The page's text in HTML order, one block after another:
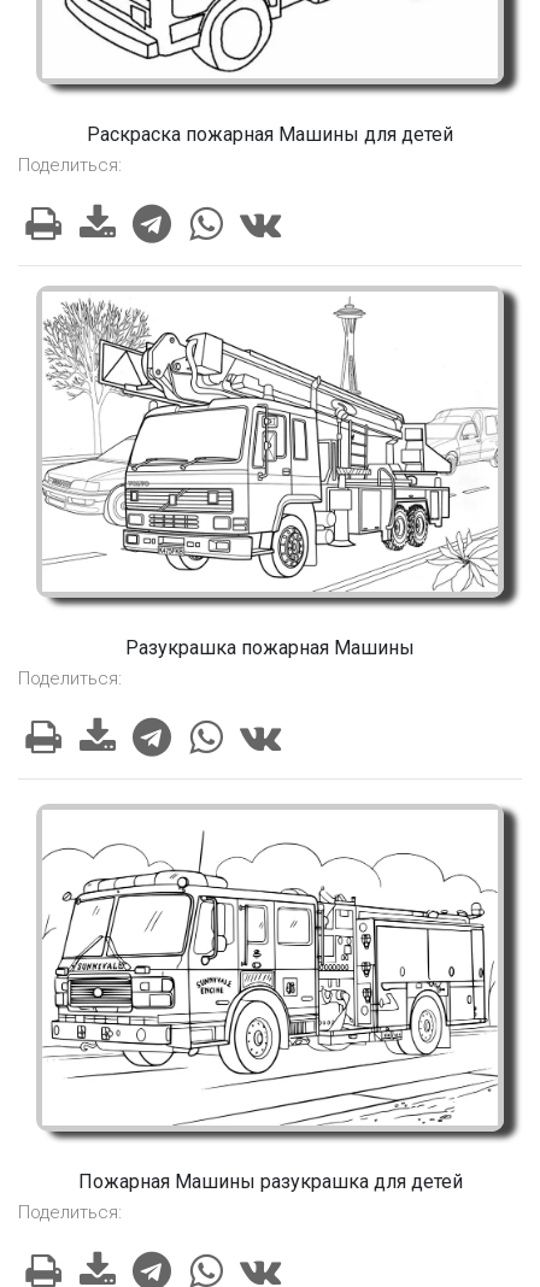
Раскраска пожарная Машины для детей
Поделиться:
Разукрашка пожарная Машины
Поделиться:
Пожарная Машины разукрашка для детей
Поделиться: